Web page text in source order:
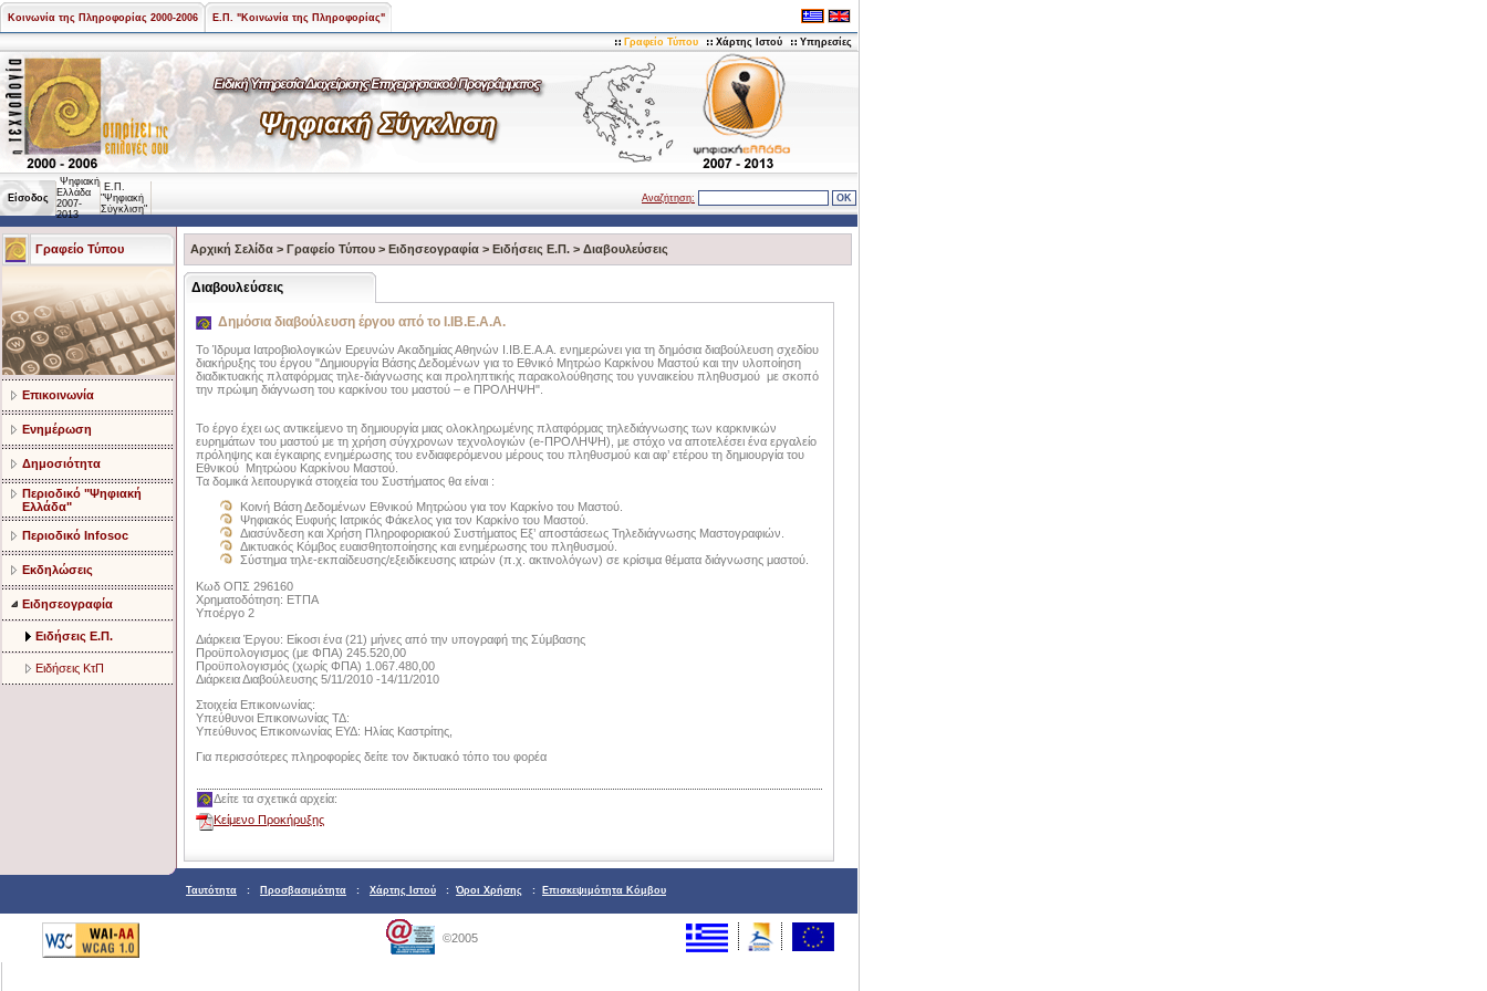
Κοινωνία της Πληροφορίας 2000-2006 Ε.Π. "Κοινωνία της Πληροφορίας"
Γραφείο Τύπου Χάρτης Ιστού Υπηρεσίες
Είσοδος
Ψηφιακή
Ελλάδα
2007-
2013
Ε.Π.
"Ψηφιακή
Σύγκλιση"
Αναζήτηση:
Γραφείο Τύπου
Επικοινωνία
Ενημέρωση
Δημοσιότητα
Περιοδικό "Ψηφιακή
Ελλάδα"
Περιοδικό Infosoc
Εκδηλώσεις
Ειδησεογραφία
Ειδήσεις Ε.Π.
Ειδήσεις ΚτΠ
Αρχική Σελίδα > Γραφείο Τύπου > Ειδησεογραφία > Ειδήσεις Ε.Π. > Διαβουλεύσεις
Διαβουλεύσεις
Δημόσια διαβούλευση έργου από το Ι.ΙΒ.Ε.Α.Α.
To Ίδρυμα Ιατροβιολογικών Ερευνών Ακαδημίας Αθηνών Ι.ΙΒ.Ε.Α.Α. ενημερώνει για τη δημόσια διαβούλευση σχεδίου
διακήρυξης του έργου "Δημιουργία Βάσης Δεδομένων για το Εθνικό Μητρώο Καρκίνου Μαστού και την υλοποίηση
διαδικτυακής πλατφόρμας τηλε-διάγνωσης και προληπτικής παρακολούθησης του γυναικείου πληθυσμού με σκοπό
την πρώιμη διάγνωση του καρκίνου του μαστού – e ΠΡΟΛΗΨΗ".
Το έργο έχει ως αντικείμενο τη δημιουργία μιας ολοκληρωμένης πλατφόρμας τηλεδιάγνωσης των καρκινικών
ευρημάτων του μαστού με τη χρήση σύγχρονων τεχνολογιών (e-ΠΡΟΛΗΨΗ), με στόχο να αποτελέσει ένα εργαλείο
πρόληψης και έγκαιρης ενημέρωσης του ενδιαφερόμενου μέρους του πληθυσμού και αφ’ ετέρου τη δημιουργία του
Εθνικού Μητρώου Καρκίνου Μαστού.
Τα δομικά λειτουργικά στοιχεία του Συστήματος θα είναι :
Κοινή Βάση Δεδομένων Εθνικού Μητρώου για τον Καρκίνο του Μαστού.
Ψηφιακός Ευφυής Ιατρικός Φάκελος για τον Καρκίνο του Μαστού.
Διασύνδεση και Χρήση Πληροφοριακού Συστήματος Εξ’ αποστάσεως Τηλεδιάγνωσης Μαστογραφιών.
Δικτυακός Κόμβος ευαισθητοποίησης και ενημέρωσης του πληθυσμού.
Σύστημα τηλε-εκπαίδευσης/εξειδίκευσης ιατρών (π.χ. ακτινολόγων) σε κρίσιμα θέματα διάγνωσης μαστού.
Κωδ ΟΠΣ 296160
Χρηματοδότηση: ΕΤΠΑ
Υποέργο 2
Διάρκεια Έργου: Είκοσι ένα (21) μήνες από την υπογραφή της Σύμβασης
Προϋπολογισμος (με ΦΠΑ) 245.520,00
Προϋπολογισμός (χωρίς ΦΠΑ) 1.067.480,00
Διάρκεια Διαβούλευσης 5/11/2010 -14/11/2010
Στοιχεία Επικοινωνίας:
Υπεύθυνοι Επικοινωνίας ΤΔ:
Υπεύθυνος Επικοινωνίας ΕΥΔ: Ηλίας Καστρίτης,
Για περισσότερες πληροφορίες δείτε τον δικτυακό τόπο του φορέα
Δείτε τα σχετικά αρχεία:
Κείμενο Προκήρυξης
Ταυτότητα : Προσβασιμότητα : Χάρτης Ιστού : Όροι Χρήσης : Επισκεψιμότητα Κόμβου
©2005